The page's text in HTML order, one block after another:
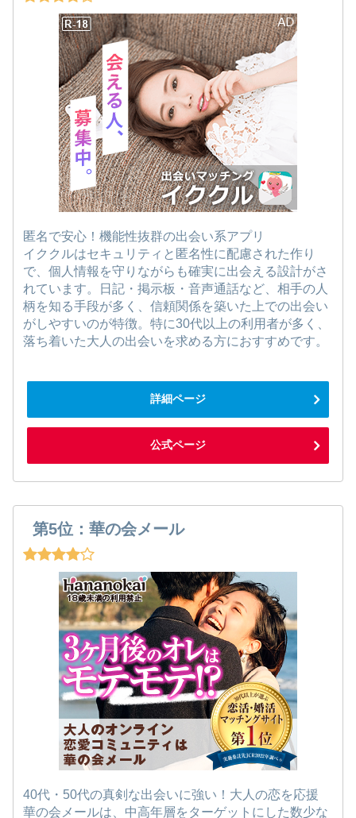
匿名で安心！機能性抜群の出会い系アプリ
イククルはセキュリティと匿名性に配慮された作り
で、個人情報を守りながらも確実に出会える設計がさ
れています。日記・掲示板・音声通話など、相手の人
柄を知る手段が多く、信頼関係を築いた上での出会い
がしやすいのが特徴。特に30代以上の利用者が多く、
落ち着いた大人の出会いを求める方におすすめです。
詳細ページ
公式ページ
第5位：華の会メール
40代・50代の真剣な出会いに強い！大人の恋を応援
華の会メールは、中高年層をターゲットにした数少な